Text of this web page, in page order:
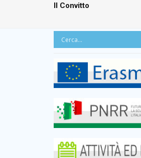
Il Convitto